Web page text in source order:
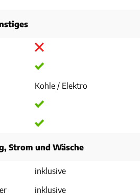
Kohle / Elektro
Strom und Wäsche
inklusive
inklusive